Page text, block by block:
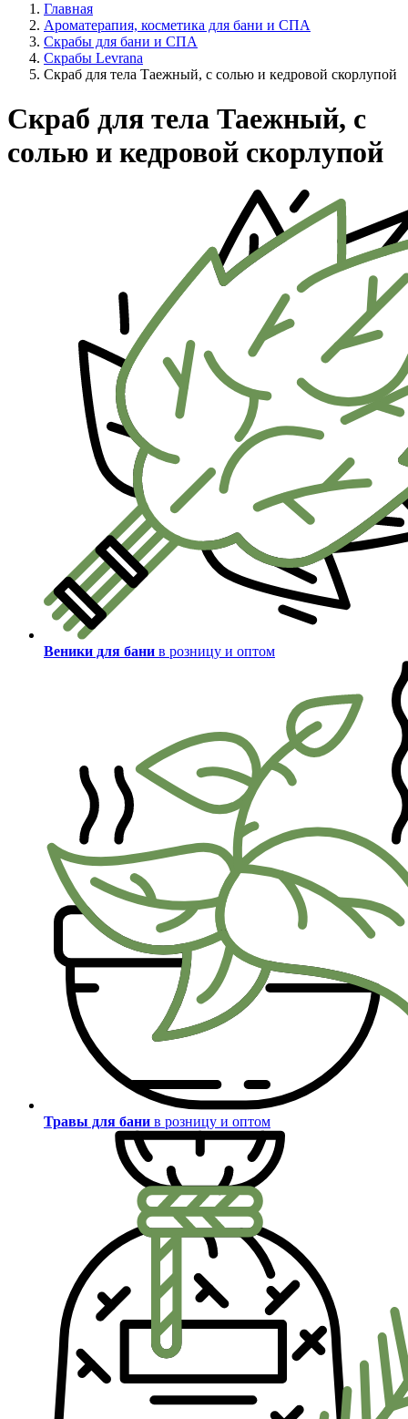
Главная
Ароматерапия, косметика для бани и СПА
Скрабы для бани и СПА
Скрабы Levrana
Скраб для тела Таежный, с солью и кедровой скорлупой
Скраб для тела Таежный, с
солью и кедровой скорлупой
Веники для бани в розницу и оптом
Травы для бани в розницу и оптом